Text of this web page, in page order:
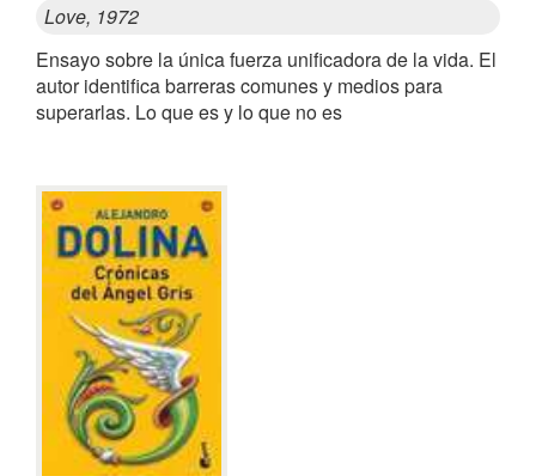
Love, 1972
Ensayo sobre la única fuerza unificadora de la vida. El
autor identifica barreras comunes y medios para
superarlas. Lo que es y lo que no es